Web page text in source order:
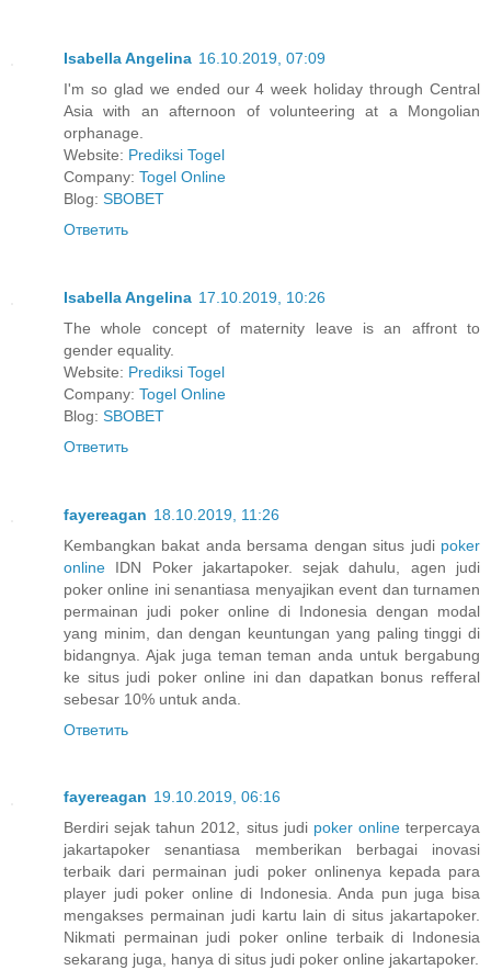
Isabella Angelina 16.10.2019, 07:09
I'm so glad we ended our 4 week holiday through Central
Asia with an afternoon of volunteering at a Mongolian
orphanage.
Website: Prediksi Togel
Company: Togel Online
Blog: SBOBET
Ответить
Isabella Angelina 17.10.2019, 10:26
The whole concept of maternity leave is an affront to
gender equality.
Website: Prediksi Togel
Company: Togel Online
Blog: SBOBET
Ответить
fayereagan 18.10.2019, 11:26
Kembangkan bakat anda bersama dengan situs judi poker
online IDN Poker jakartapoker. sejak dahulu, agen judi
poker online ini senantiasa menyajikan event dan turnamen
permainan judi poker online di Indonesia dengan modal
yang minim, dan dengan keuntungan yang paling tinggi di
bidangnya. Ajak juga teman teman anda untuk bergabung
ke situs judi poker online ini dan dapatkan bonus refferal
sebesar 10% untuk anda.
Ответить
fayereagan 19.10.2019, 06:16
Berdiri sejak tahun 2012, situs judi poker onlineterpercaya
jakartapoker senantiasa memberikan berbagai inovasi
terbaik dari permainan judi poker onlinenya kepada para
player judi poker online di Indonesia. Anda pun juga bisa
mengakses permainan judi kartu lain di situs jakartapoker.
Nikmati permainan judi poker online terbaik di Indonesia
sekarang juga, hanya di situs judi poker online jakartapoker.